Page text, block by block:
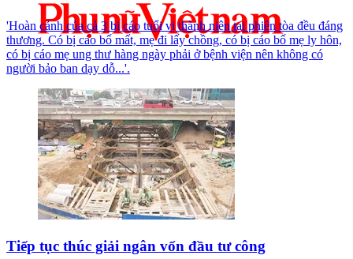
'Hoàn cảnh của cả 3 bị cáo tuổi vị thành niên tại phiên tòa đều đáng
thương. Có bị cáo bố mất, mẹ đi lấy chồng, có bị cáo bố mẹ ly hôn,
có bị cáo mẹ ung thư hàng ngày phải ở bệnh viện nên không có
người bảo ban dạy dỗ...'.
Tiếp tục thúc giải ngân vốn đầu tư công